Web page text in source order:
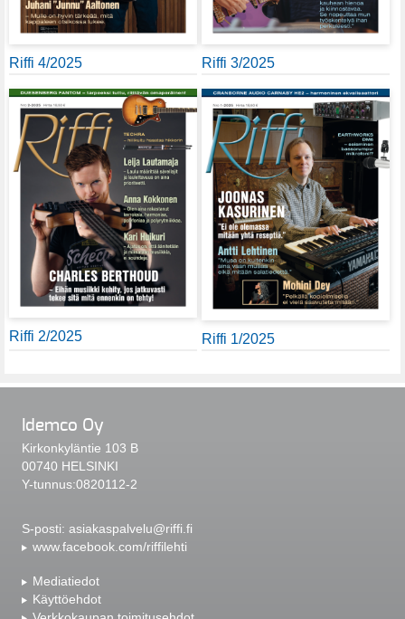
Riffi 4/2025 Riffi 3/2025
Riffi 2/2025 Riffi 1/2025
Idemco Oy
Kirkonkyläntie 103 B
00740 HELSINKI
Y-tunnus:0820112-2
S-posti: asiakaspalvelu@riffi.fi
www.facebook.com/riffilehti
Mediatiedot
Käyttöehdot